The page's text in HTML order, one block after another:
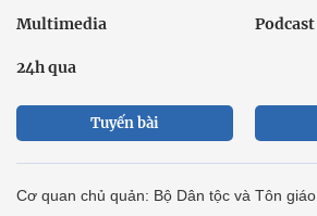
Multimedia Podcast
24h qua
Tuyến bài
Cơ quan chủ quản: Bộ Dân tộc và Tôn giáo